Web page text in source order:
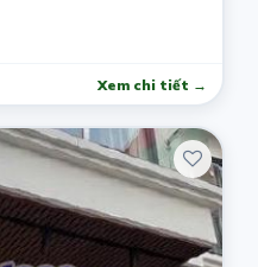
Xem chi tiết →